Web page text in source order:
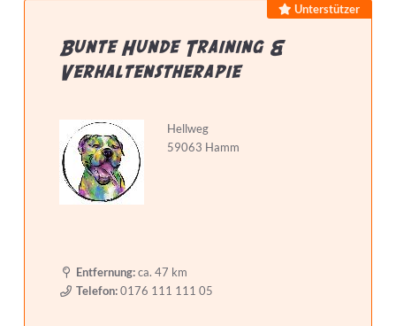
Unterstützer
Bunte Hunde Training &
Verhaltenstherapie
Hellweg
59063 Hamm
Entfernung:ca. 47 km
Telefon:0176 111 111 05